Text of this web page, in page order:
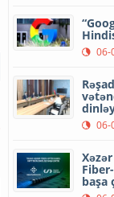
06-
06-
başa